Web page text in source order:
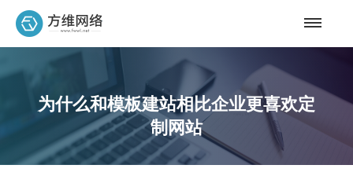
为什么和模板建站相比企业更喜欢定
制网站